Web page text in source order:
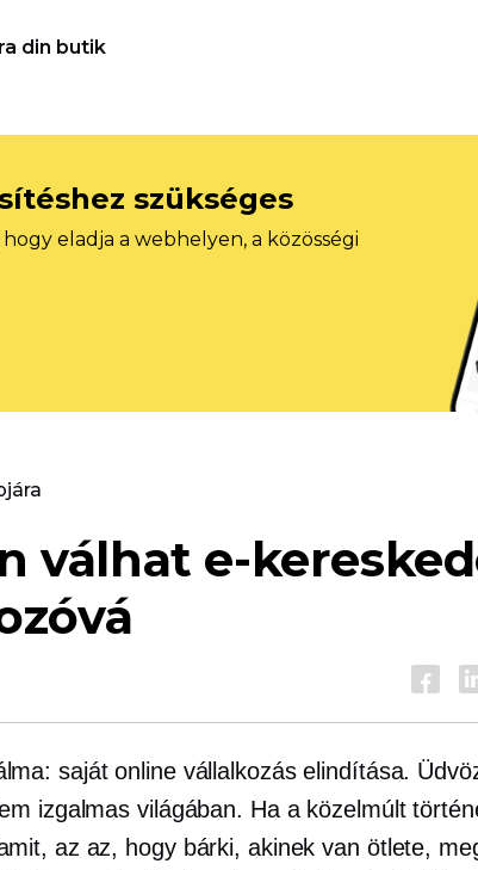
din butik
szükséges
eladja a webhelyen, a közösségi
válhat e-
saját online vállalkozás elindítása.
izgalmas világában. Ha a közelmúlt
az az, hogy bárki, akinek van ötlete,